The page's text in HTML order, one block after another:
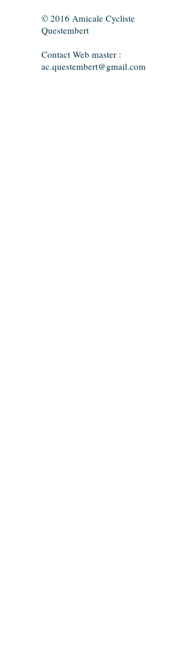
© 2016 Amicale Cycliste
Questembert
Contact Web master :
ac.questembert@gmail.com